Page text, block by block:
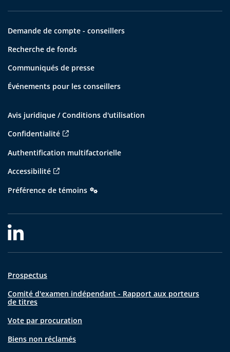
Demande de compte - conseillers
Recherche de fonds
Communiqués de presse
Événements pour les conseillers
Avis juridique / Conditions d'utilisation
Confidentialité
Authentification multifactorielle
Accessibilité
Préférence de témoins
Prospectus
Comité d'examen indépendant - Rapport aux porteurs
de titres
Vote par procuration
Biens non réclamés